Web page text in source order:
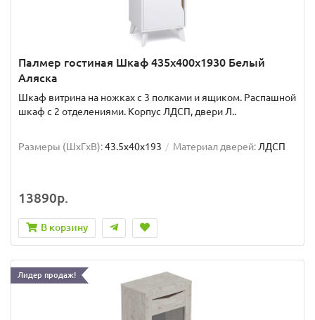
Палмер гостиная Шкаф 435х400х1930 Белый
Аляска
Шкаф витрина на ножках с 3 полками и ящиком. Распашной
шкаф с 2 отделениями. Корпус ЛДСП, двери Л..
Размеры (ШxГxВ):43.5x40x193 Материал дверей: ЛДСП
13890р.
В корзину
Лидер продаж!